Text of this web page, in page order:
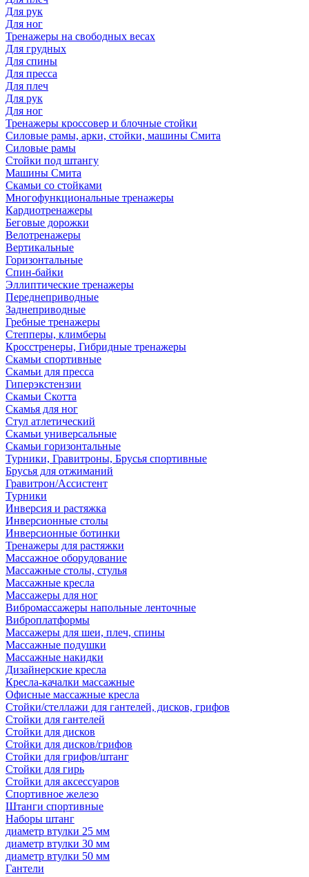
Для рук
Для ног
Тренажеры на свободных весах
Для грудных
Для спины
Для пресса
Для плеч
Для рук
Для ног
Тренажеры кроссовер и блочные стойки
Силовые рамы, арки, стойки, машины Смита
Силовые рамы
Стойки под штангу
Машины Смита
Скамьи со стойками
Многофункциональные тренажеры
Кардиотренажеры
Беговые дорожки
Велотренажеры
Вертикальные
Горизонтальные
Спин-байки
Эллиптические тренажеры
Переднеприводные
Заднеприводные
Гребные тренажеры
Степперы, климберы
Кросстренеры, Гибридные тренажеры
Скамьи спортивные
Скамьи для пресса
Гиперэкстензии
Скамьи Скотта
Скамья для ног
Стул атлетический
Скамьи универсальные
Скамьи горизонтальные
Турники, Гравитроны, Брусья спортивные
Брусья для отжиманий
Гравитрон/Ассистент
Турники
Инверсия и растяжка
Инверсионные столы
Инверсионные ботинки
Тренажеры для растяжки
Массажное оборудование
Массажные столы, стулья
Массажные кресла
Массажеры для ног
Вибромассажеры напольные ленточные
Виброплатформы
Массажеры для шеи, плеч, спины
Массажные подушки
Массажные накидки
Дизайнерские кресла
Кресла-качалки массажные
Офисные массажные кресла
Стойки/стеллажи для гантелей, дисков, грифов
Стойки для гантелей
Стойки для дисков
Стойки для дисков/грифов
Стойки для грифов/штанг
Стойки для гирь
Стойки для аксессуаров
Спортивное железо
Штанги спортивные
Наборы штанг
диаметр втулки 25 мм
диаметр втулки 30 мм
диаметр втулки 50 мм
Гантели